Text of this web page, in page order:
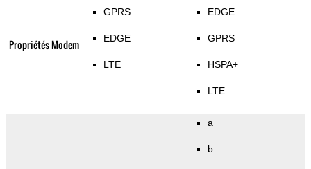
Propriétés Modem
GPRS
EDGE
LTE
EDGE
GPRS
HSPA+
LTE
a
b